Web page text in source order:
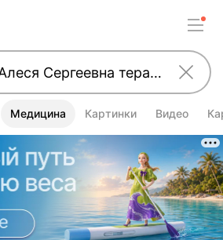
Медицина Картинки Видео